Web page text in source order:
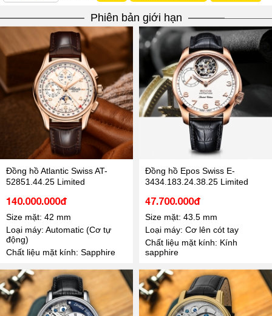
Phiên bản giới hạn
Đồng hồ Atlantic Swiss AT-
52851.44.25 Limited
140.000.000đ
Size mặt: 42 mm
Loại máy: Automatic (Cơ tự
động)
Chất liệu mặt kính: Sapphire
Đồng hồ Epos Swiss E-
3434.183.24.38.25 Limited
47.700.000đ
Size mặt: 43.5 mm
Loại máy: Cơ lên cót tay
Chất liệu mặt kính: Kính
sapphire